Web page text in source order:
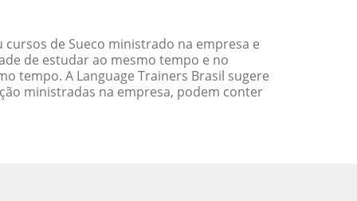
de Sueco ministrado na empresa e
de estudar ao mesmo tempo e no
tempo. A Language Trainers Brasil sugere
ministradas na empresa, podem conter